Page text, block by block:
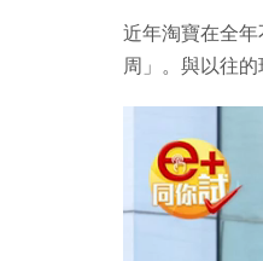
近年淘寶在全
周」。與以往